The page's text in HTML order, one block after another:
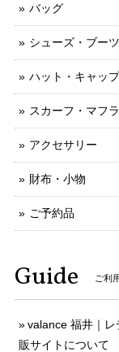
バッグ
シューズ・ブーツ
ハット・キャップ
スカーフ・マフ
アクセサリー
財布・小物
ご予約品
Guide ご利
valance 福井｜レ
販サイトについて